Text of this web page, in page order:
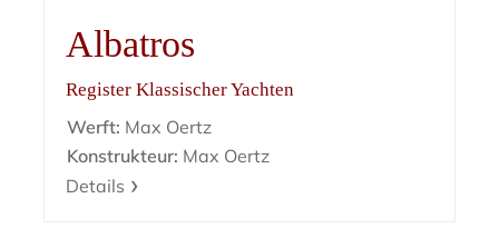
Albatros
Register Klassischer Yachten
Werft: Max Oertz
Konstrukteur: Max Oertz
Details